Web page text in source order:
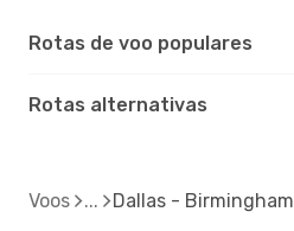
Rotas de voo populares
Rotas alternativas
Voos Dallas - Birmingham